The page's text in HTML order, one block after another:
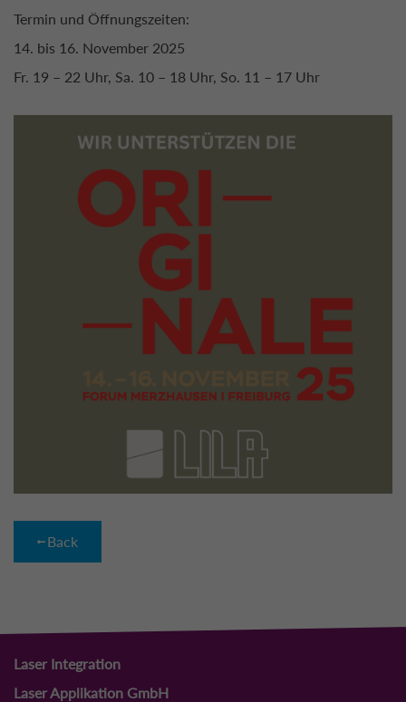
Termin und Öffnungszeiten:
14. bis 16. November 2025
Fr. 19 – 22 Uhr, Sa. 10 – 18 Uhr, So. 11 – 17 Uhr
Back
Laser Integration
Laser Applikation GmbH